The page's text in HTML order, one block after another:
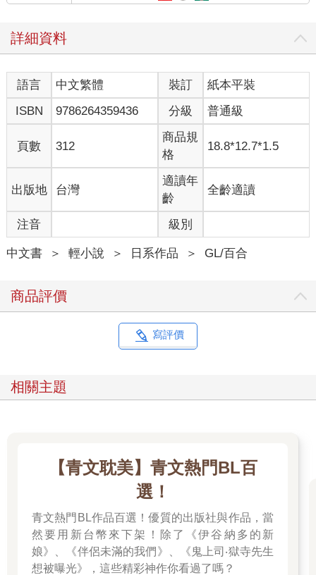
詳細資料
語言 中文繁體 裝訂
紙本平裝
ISBN
9786264359436 分級 普通級
頁數 312
商品規
格
18.8*12.7*1.5
出版地 台灣
適讀年
齡
全齡適讀
注音 級別
中文書 ＞ 輕小說 ＞ 日系作品 ＞ GL/百合
商品評價
寫評價
相關主題
【青文耽美】青文熱門BL百
選！
青文熱門BL作品百選！優質的出版社與作品，當
然要用新台幣來下架！除了《伊谷納多的新
娘》、《伴侶未滿的我們》、《鬼上司‧獄寺先生
想被曝光》，這些精彩神作你看過了嗎？